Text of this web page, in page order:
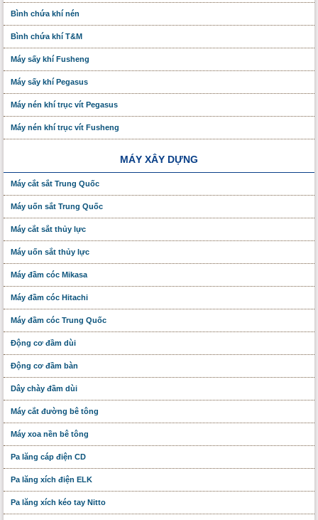
Bình chứa khí nén
Bình chứa khí T&M
Máy sấy khí Fusheng
Máy sấy khí Pegasus
Máy nén khí trục vít Pegasus
Máy nén khí trục vít Fusheng
MÁY XÂY DỰNG
Máy cắt sắt Trung Quốc
Máy uốn sắt Trung Quốc
Máy cắt sắt thủy lực
Máy uốn sắt thủy lực
Máy đầm cóc Mikasa
Máy đầm cóc Hitachi
Máy đầm cóc Trung Quốc
Động cơ đầm dùi
Động cơ đầm bàn
Dây chày đầm dùi
Máy cắt đường bê tông
Máy xoa nền bê tông
Pa lăng cáp điện CD
Pa lăng xích điện ELK
Pa lăng xích kéo tay Nitto